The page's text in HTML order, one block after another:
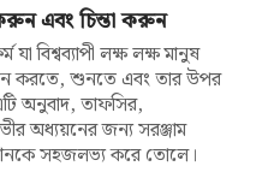
এবং চিন্তা করুন
বিশ্বব্যাপী লক্ষ লক্ষ মানুষ
করতে, শুনতে এবং তার উপর
অনুবাদ, তাফসির,
অধ্যয়নের জন্য সরঞ্জাম
সহজলভ্য করে তোলে।